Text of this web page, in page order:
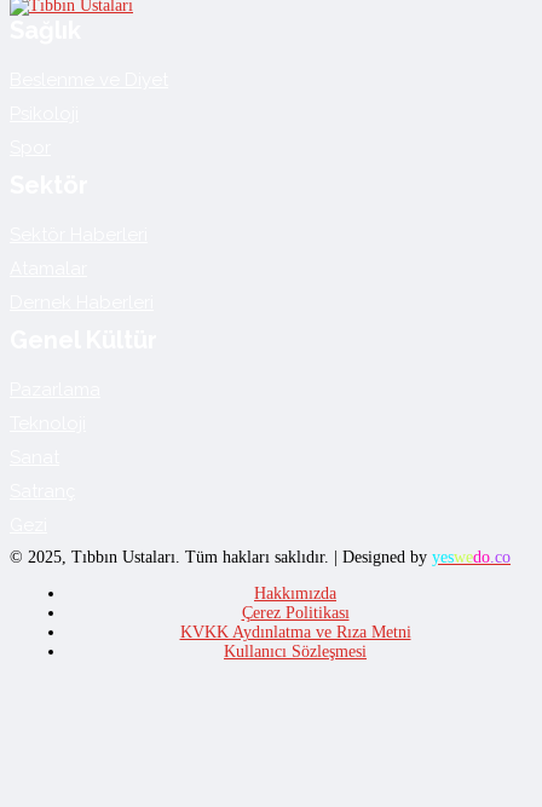
© 2025, Tıbbın Ustaları. Tüm hakları saklıdır. | Designed by yeswedo .co
Hakkımızda
Çerez Politikası
KVKK Aydınlatma ve Rıza Metni
Kullanıcı Sözleşmesi